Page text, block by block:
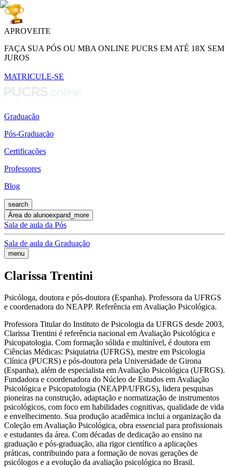
APROVEITE
FAÇA SUA PÓS OU MBA ONLINE PUCRS EM ATÉ 18X SEM
JUROS
MATRICULE-SE
Graduação
Pós-Graduação
Certificações
Professores
Blog
search
Área do alunoexpand_more
Sala de aula da Pós
Sala de aula da Graduação
menu
Clarissa Trentini
Psicóloga, doutora e pós-doutora (Espanha). Professora da UFRGS
e coordenadora do NEAPP. Referência em Avaliação Psicológica.
Professora Titular do Instituto de Psicologia da UFRGS desde 2003,
Clarissa Trentini é referência nacional em Avaliação Psicológica e
Psicopatologia. Com formação sólida e multinível, é doutora em
Ciências Médicas: Psiquiatria (UFRGS), mestre em Psicologia
Clínica (PUCRS) e pós-doutora pela Universidade de Girona
(Espanha), além de especialista em Avaliação Psicológica (UFRGS).
Fundadora e coordenadora do Núcleo de Estudos em Avaliação
Psicológica e Psicopatologia (NEAPP/UFRGS), lidera pesquisas
pioneiras na construção, adaptação e normatização de instrumentos
psicológicos, com foco em habilidades cognitivas, qualidade de vida
e envelhecimento. Sua produção acadêmica inclui a organização da
Coleção em Avaliação Psicológica, obra essencial para profissionais
e estudantes da área. Com décadas de dedicação ao ensino na
graduação e pós-graduação, alia rigor científico a aplicações
práticas, contribuindo para a formação de novas gerações de
psicólogos e a evolução da avaliação psicológica no Brasil.